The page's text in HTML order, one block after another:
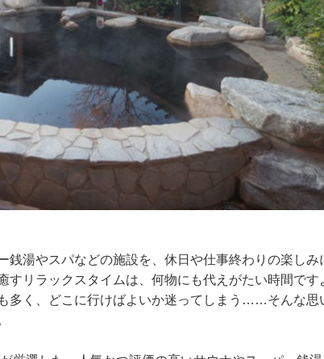
銭湯やスパなどの施設を、休日や仕事終わりの楽しみ
すリラックスタイムは、何物にも代えがたい時間です
多く、どこに行けばよいか迷ってしまう……そんな思